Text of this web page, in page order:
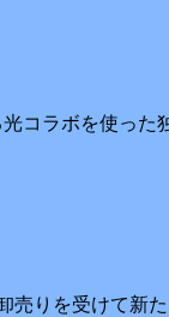
コラボを使った
売りを受けて新